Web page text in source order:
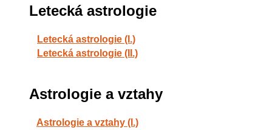
Letecká astrologie
Letecká astrologie (I.)
Letecká astrologie (II.)
Astrologie a vztahy
Astrologie a vztahy (I.)